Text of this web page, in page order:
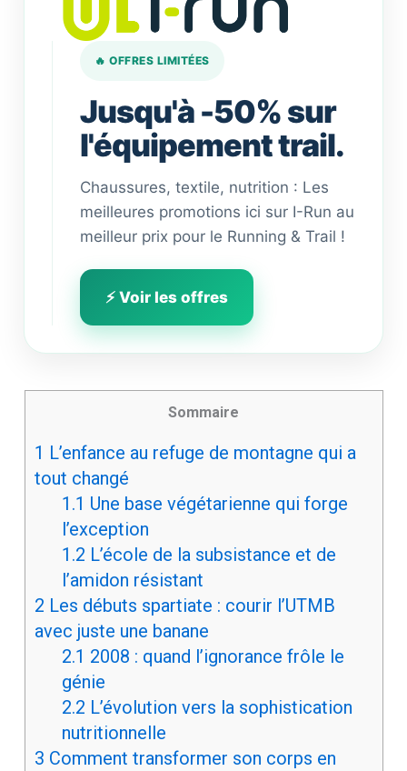
🔥 OFFRES LIMITÉES
Jusqu'à -50% sur
l'équipement trail.
Chaussures, textile, nutrition : Les
meilleures promotions ici sur I-Run au
meilleur prix pour le Running & Trail !
⚡ Voir les offres
Sommaire
1 L’enfance au refuge de montagne qui a
tout changé
1.1 Une base végétarienne qui forge
l’exception
1.2 L’école de la subsistance et de
l’amidon résistant
2 Les débuts spartiate : courir l’UTMB
avec juste une banane
2.1 2008 : quand l’ignorance frôle le
génie
2.2 L’évolution vers la sophistication
nutritionnelle
3 Comment transformer son corps en